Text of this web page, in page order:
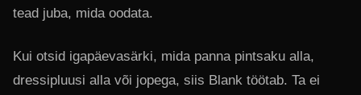
tead juba, mida oodata.
Kui otsid igapäevasärki, mida panna pintsaku alla,
dressipluusi alla või jopega, siis Blank töötab. Ta ei